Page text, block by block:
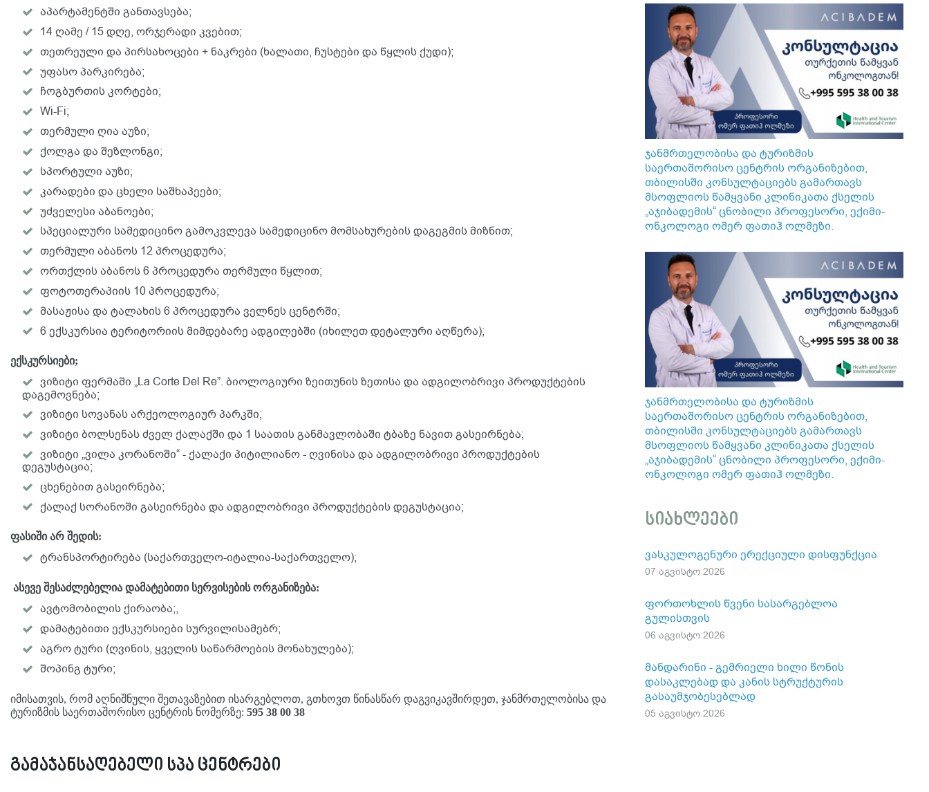
აპარტამენტში განთავსება;
14 ღამე / 15 დღე, ორჯერადი კვებით;
თეთრეული და პირსახოცები + ნაკრები (ხალათი, ჩუსტები და წყლის ქუდი);
უფასო პარკირება;
ჩოგბურთის კორტები;
Wi-Fi;
თერმული ღია აუზი;
ქოლგა და შეზლონგი;
სპორტული აუზი;
კარადები და ცხელი საშხაპეები;
უძველესი აბანოები;
სპეციალური სამედიცინო გამოკვლევა სამედიცინო მომსახურების დაგეგმის მიზნით;
თერმული აბანოს 12 პროცედურა;
ორთქლის აბანოს 6 პროცედურა თერმული წყლით;
ფოტოთერაპიის 10 პროცედურა;
მასაჟისა და ტალახის 6 პროცედურა ველნეს ცენტრში;
6 ექსკურსია ტერიტორიის მიმდებარე ადგილებში (იხილეთ დეტალური აღწერა);
ექსკურსიები;
ვიზიტი ფერმაში „La Corte Del Re”. ბიოლოგიური ზეითუნის ზეთისა და ადგილობრივი პროდუქტების
დაგემოვნება;
ვიზიტი სოვანას არქეოლოგიურ პარკში;
ვიზიტი ბოლსენას ძველ ქალაქში და 1 საათის განმავლობაში ტბაზე ნავით გასეირნება;
ვიზიტი „ვილა კორანოში“ - ქალაქი პიტილიანო - ღვინისა და ადგილობრივი პროდუქტების
დეგუსტაცია;
ცხენებით გასეირნება;
ქალაქ სორანოში გასეირნება და ადგილობრივი პროდუქტების დეგუსტაცია;
ფასიში არ შედის:
ტრანსპორტირება (საქართველო-იტალია-საქართველო);
ასევე შესაძლებელია დამატებითი სერვისების ორგანიზება:
ავტომობილის ქირაობა;,
დამატებითი ექსკურსიები სურვილისამებრ;
აგრო ტური (ღვინის, ყველის საწარმოების მონახულება);
შოპინგ ტური;
იმისათვის, რომ აღნიშნული შეთავაზებით ისარგებლოთ, გთხოვთ წინასწარ დაგვიკავშირდეთ, ჯანმრთელობისა და
ტურიზმის საერთაშორისო ცენტრის ნომერზე: 595 38 00 38
გამაჯანსაღებელი სპა ცენტრები
ჯანმრთელობისა და ტურიზმის
საერთაშორისო ცენტრის ორგანიზებით,
თბილისში კონსულტაციებს გამართავს
მსოფლიოს წამყვანი კლინიკათა ქსელის
„აჯიბადემის“ ცნობილი პროფესორი, ექიმი-
ონკოლოგი ომერ ფათიჰ ოლმეზი.
ჯანმრთელობისა და ტურიზმის
საერთაშორისო ცენტრის ორგანიზებით,
თბილისში კონსულტაციებს გამართავს
მსოფლიოს წამყვანი კლინიკათა ქსელის
„აჯიბადემის“ ცნობილი პროფესორი, ექიმი-
ონკოლოგი ომერ ფათიჰ ოლმეზი.
სიახლეები
ვასკულოგენური ერექციული დისფუნქცია
07 აგვისტო 2026
ფორთოხლის წვენი სასარგებლოა
გულისთვის
06 აგვისტო 2026
მანდარინი - გემრიელი ხილი წონის
დასაკლებად და კანის სტრუქტურის
გასაუმჯობესებლად
05 აგვისტო 2026